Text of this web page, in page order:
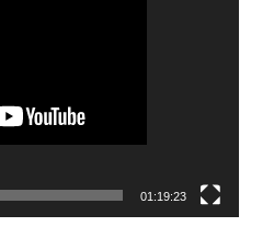
01:19:23